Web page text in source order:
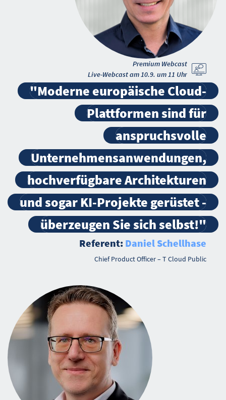
Premium Webcast
Live-Webcast am 10.9. um 11 Uhr
"Moderne europäische Cloud-
Plattformen sind für
anspruchsvolle
Unternehmensanwendungen,
hochverfügbare Architekturen
und sogar KI-Projekte gerüstet -
überzeugen Sie sich selbst!"
Referent: Daniel Schellhase
Chief Product Officer – T Cloud Public